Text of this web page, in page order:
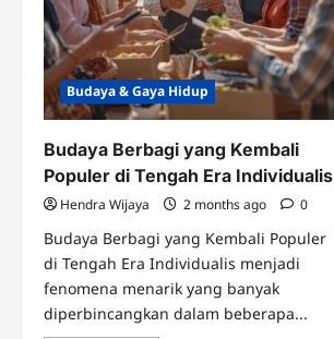
Budaya & Gaya Hidup
Budaya Berbagi yang Kembali
Populer di Tengah Era Individualis
Hendra Wijaya 2 months ago 0
Budaya Berbagi yang Kembali Populer
di Tengah Era Individualis menjadi
fenomena menarik yang banyak
diperbincangkan dalam beberapa...